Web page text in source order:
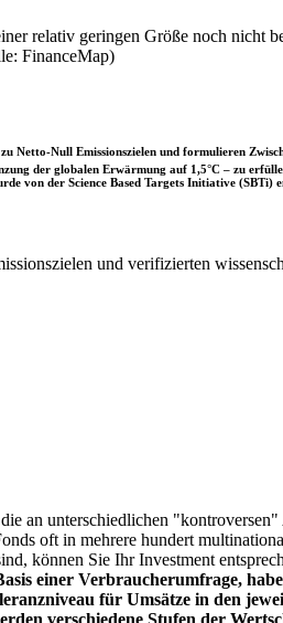
relativ geringen Größe noch nicht
FinanceMap)
Netto-Null Emissionszielen und formulieren
der globalen Erwärmung auf 1,5°C – zu
von der Science Based Targets Initiative (SBTi)
und verifizierten
an unterschiedlichen
oft in mehrere hundert
können Sie Ihr Investment
einer Verbraucherumfrage,
für Umsätze in den
verschiedene Stufen der